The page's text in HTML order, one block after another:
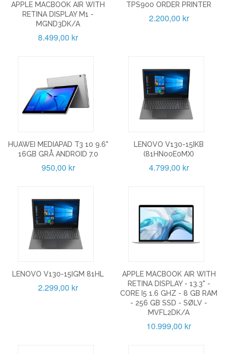
APPLE MACBOOK AIR WITH
RETINA DISPLAY M1 -
MGND3DK/A
8.499,00 kr
TPS900 ORDER PRINTER
2.200,00 kr
HUAWEI MEDIAPAD T3 10 9.6"
16GB GRÅ ANDROID 7.0
950,00 kr
LENOVO V130-15IKB
(81HN00E0MX)
4.799,00 kr
LENOVO V130-15IGM 81HL
2.299,00 kr
APPLE MACBOOK AIR WITH
RETINA DISPLAY - 13.3" -
CORE I5 1.6 GHZ - 8 GB RAM
- 256 GB SSD - SØLV -
MVFL2DK/A
10.999,00 kr